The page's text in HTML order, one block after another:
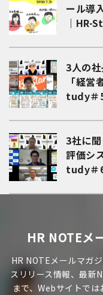
ール導
｜HR-
3人の
「経
tudy＃
3社に
評価シ
tudy＃
HR NOTEメ
HR NOTEメールマガ
スリリース情報、最新
まで、Webサイトで